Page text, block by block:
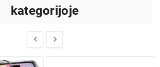
kategorijoje
 